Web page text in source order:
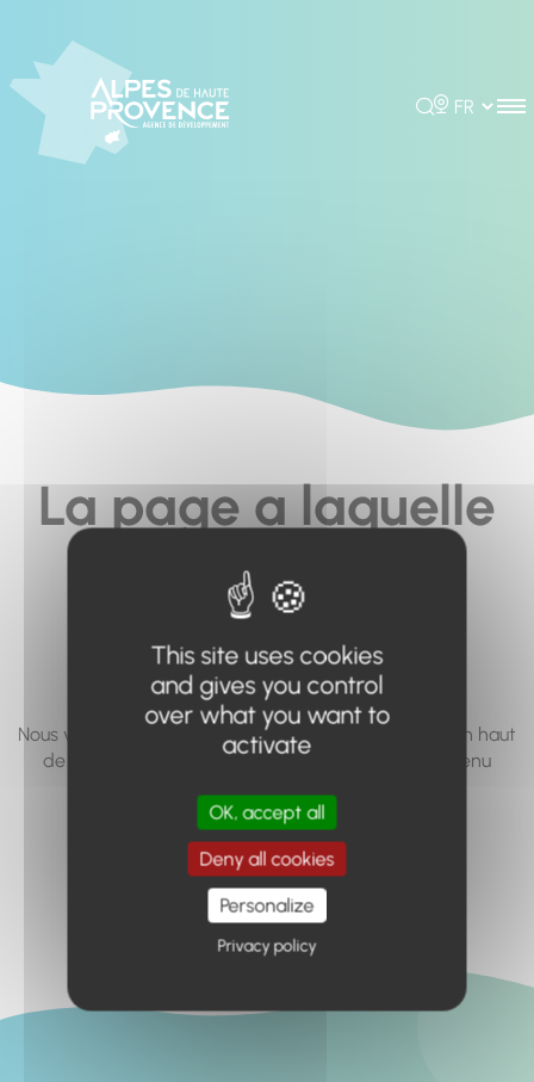
Rechercher
Choisir la
La page a laquelle
vous cherchez à
accéder n'existe
pas... ou plus.
Nous vous invitons à utiliser le moteur de recherche en haut
de page, ou à utiliser le menu pour trouver le contenu
Retour à l'accueil
This site uses cookies
and gives you control
over what you want to
activate
OK, accept all
Deny all cookies
Personalize
Privacy policy